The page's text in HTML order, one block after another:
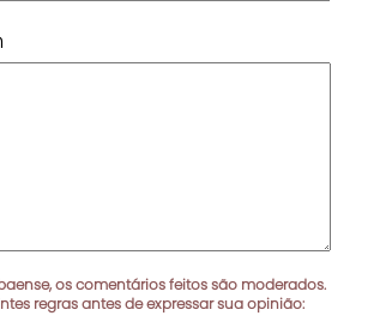
os comentários feitos são moderados.
regras antes de expressar sua opinião: